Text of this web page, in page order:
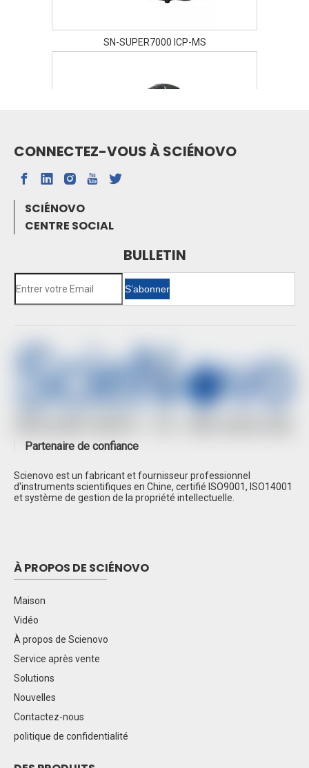
SN-SUPER7000 ICP-MS
SN-FTIR-530A FTIR
Spectrophotomètre d'absorption atomique de
four à graphite SN-AAS810F
Spectrométrie d'absorption atomique SN-
Chromatographie en phase gazeuse SN-
GC1120
Spectroscopie d'absorption atomique à double
faisceau SN-AA320N
Chromatographie en phase gazeuse SN-
Chromatographe ionique SN-CIC-D120
CONNECTEZ-VOUS À SCIÉNOVO
SCIÉNOVO
CENTRE SOCIAL
BULLETIN
S’abonner
Partenaire de confiance
Scienovo est un fabricant et fournisseur professionnel
d'instruments scientifiques en Chine, certifié ISO9001, ISO14001
et système de gestion de la propriété intellectuelle.
À PROPOS DE SCIÉNOVO
Maison
Vidéo
À propos de Scienovo
Service après vente
Solutions
Nouvelles
Contactez-nous
politique de confidentialité